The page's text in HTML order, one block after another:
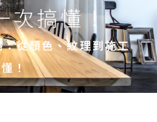
次搞懂！
從顏色、紋理到施工
！